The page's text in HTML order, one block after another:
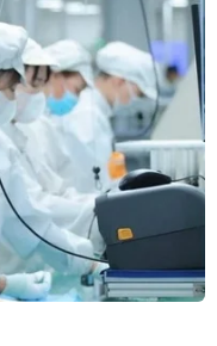
đất có độ